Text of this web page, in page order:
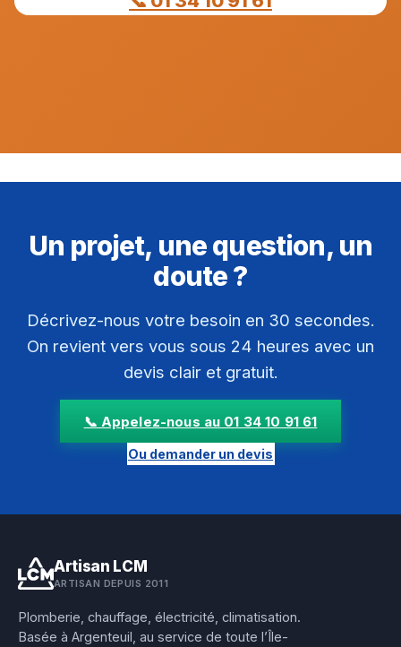
Un projet, une question, un
doute ?
Décrivez-nous votre besoin en 30 secondes.
On revient vers vous sous 24 heures avec un
devis clair et gratuit.
📞 Appelez-nous au 01 34 10 91 61
Ou demander un devis
Artisan LCM
ARTISAN DEPUIS 2011
Plomberie, chauffage, électricité, climatisation.
Basée à Argenteuil, au service de toute l’Île-